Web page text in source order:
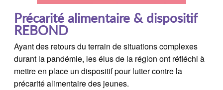
Précarité alimentaire & dispositif
REBOND
Ayant des retours du terrain de situations complexes
durant la pandémie, les élus de la région ont réfléchi à
mettre en place un dispositif pour lutter contre la
précarité alimentaire des jeunes.